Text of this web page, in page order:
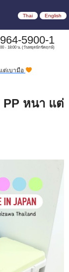
Thai English
5900-1
- 18:00 น. (วันหยุดนักขัตฤกษ์)
ต่เบามือ
PP หนา แต่